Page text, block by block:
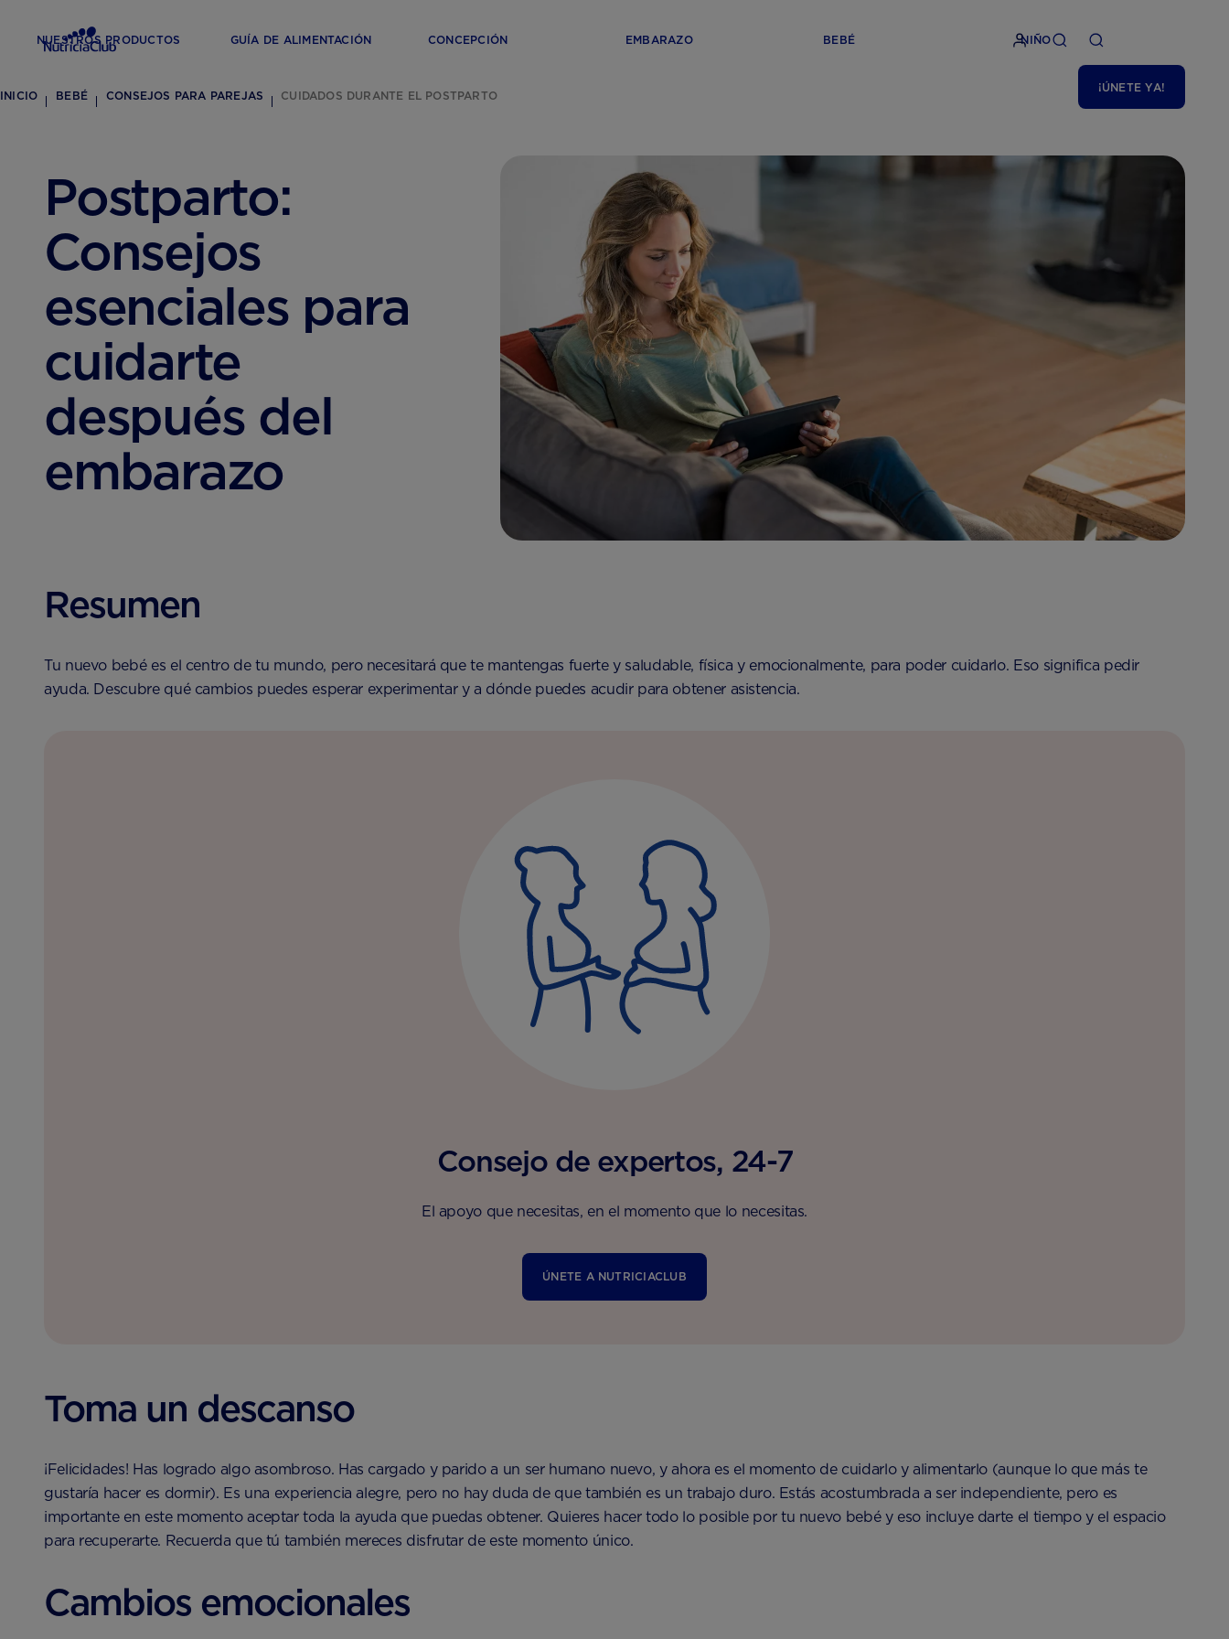
¡ÚNETE YA!
NUESTROS PRODUCTOS GUÍA DE ALIMENTACIÓN CONCEPCIÓN EMBARAZO BEBÉ NIÑO
INICIO BEBÉ CONSEJOS PARA PAREJAS CUIDADOS DURANTE EL POSTPARTO
Postparto:
Consejos
esenciales para
cuidarte
después del
embarazo
Resumen
Tu nuevo bebé es el centro de tu mundo, pero necesitará que te mantengas fuerte y saludable, física y emocionalmente, para poder cuidarlo. Eso significa pedir
ayuda. Descubre qué cambios puedes esperar experimentar y a dónde puedes acudir para obtener asistencia.
Consejo de expertos, 24-7
El apoyo que necesitas, en el momento que lo necesitas.
ÚNETE A NUTRICIACLUB
Toma un descanso
¡Felicidades! Has logrado algo asombroso. Has cargado y parido a un ser humano nuevo, y ahora es el momento de cuidarlo y alimentarlo (aunque lo que más te
gustaría hacer es dormir). Es una experiencia alegre, pero no hay duda de que también es un trabajo duro. Estás acostumbrada a ser independiente, pero es
importante en este momento aceptar toda la ayuda que puedas obtener. Quieres hacer todo lo posible por tu nuevo bebé y eso incluye darte el tiempo y el espacio
para recuperarte. Recuerda que tú también mereces disfrutar de este momento único.
Cambios emocionales